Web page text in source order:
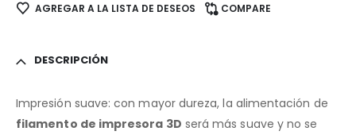
AGREGAR A LA LISTA DE DESEOS COMPARE
DESCRIPCIÓN
Impresión suave: con mayor dureza, la alimentación de
filamento de impresora 3D será más suave y no se